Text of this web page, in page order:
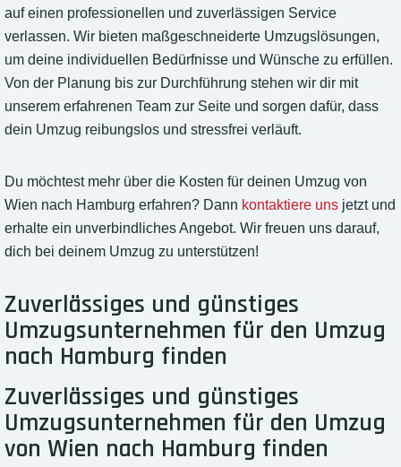
auf einen professionellen und zuverlässigen Service
verlassen. Wir bieten maßgeschneiderte Umzugslösungen,
um deine individuellen Bedürfnisse und Wünsche zu erfüllen.
Von der Planung bis zur Durchführung stehen wir dir mit
unserem erfahrenen Team zur Seite und sorgen dafür, dass
dein Umzug reibungslos und stressfrei verläuft.
Du möchtest mehr über die Kosten für deinen Umzug von
Wien nach Hamburg erfahren? Dann kontaktiere uns jetzt und
erhalte ein unverbindliches Angebot. Wir freuen uns darauf,
dich bei deinem Umzug zu unterstützen!
Zuverlässiges und günstiges
Umzugsunternehmen für den Umzug
nach Hamburg finden
Zuverlässiges und günstiges
Umzugsunternehmen für den Umzug
von Wien nach Hamburg finden